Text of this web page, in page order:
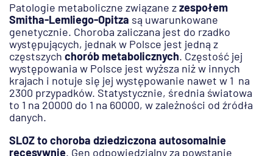
Patologie metaboliczne związane zzespołem
Smitha-Lemliego-Opitza są uwarunkowane
genetycznie. Choroba zaliczana jest do rzadko
występujących, jednak w Polsce jest jedną z
częstszych chorób metabolicznych. Częstość jej
występowania w Polsce jest wyższa niż w innych
krajach i notuje się jej występowanie nawet w 1 na
2300 przypadków. Statystycznie, średnia światowa
to 1 na 20000 do 1 na 60000, w zależności od źródła
danych.
SLOZ to choroba dziedziczona autosomalnie
recesywnie. Gen odpowiedzialny za powstanie